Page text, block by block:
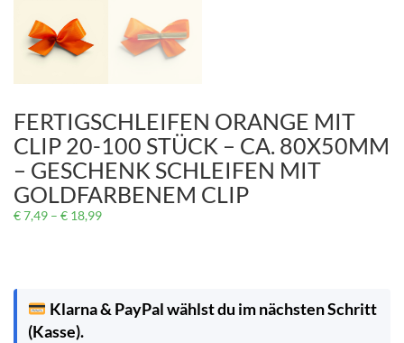
FERTIGSCHLEIFEN ORANGE MIT
CLIP 20-100 STÜCK – CA. 80X50MM
– GESCHENK SCHLEIFEN MIT
GOLDFARBENEM CLIP
€7,49 – € 18,99
Klarna & PayPal wählst du im nächsten Schritt
(Kasse).